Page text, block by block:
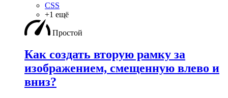
CSS
+1 ещё
Простой
Как создать вторую рамку за
изображением, смещенную влево и
вниз?